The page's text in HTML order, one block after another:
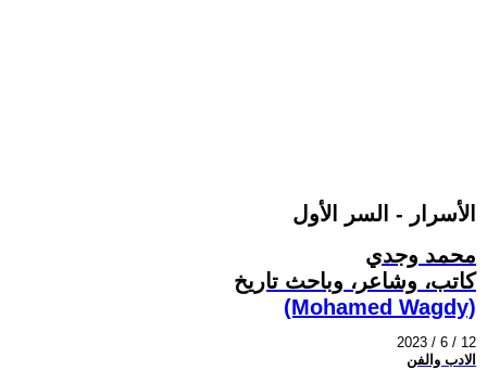
الأسرار - السر الأول
محمد وجدي
كاتب، وشاعر، وباحث تاريخ
(Mohamed Wagdy)
2023 / 6 / 12
الادب والفن